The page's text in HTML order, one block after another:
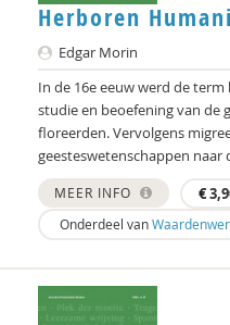
Erwin Kamp
Mariël Kanne
Simona Karbouniaris
Femke Kaulingfreks
Femke Kaulingfreks
Michael Kerkhof
Herboren
Edgar Morin
In de 16e eeuw werd de
studie en beoefening van de
floreerden. Vervolgens
geesteswetenschappen naar
MEER INFO €
Onderdeel van